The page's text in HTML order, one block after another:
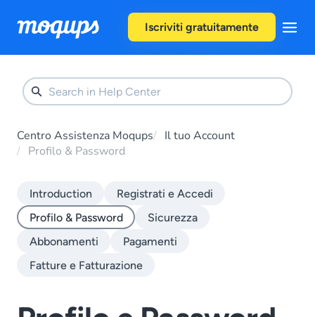
Iscriviti gratuitamente
Centro Assistenza Moqups
Il tuo Account
Profilo & Password
Introduction
Registrati e Accedi
Profilo & Password
Sicurezza
Abbonamenti
Pagamenti
Fatture e Fatturazione